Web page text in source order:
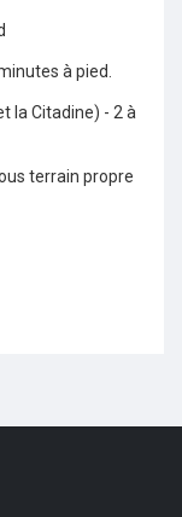
à pied.
la Citadine) - 2 à
terrain propre